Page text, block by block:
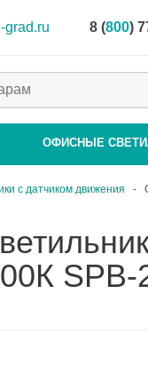
grad.ru 8 (800)
ОФИСНЫЕ
с датчиком движения -
SPB-